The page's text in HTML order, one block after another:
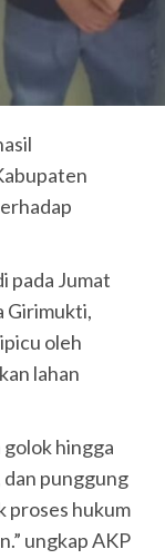
pada Jumat
Girimukti,
oleh
lahan
hingga
dan punggung
proses hukum
ungkap AKP